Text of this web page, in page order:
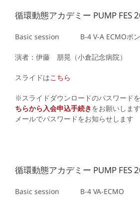
循環動態アカデミー PUMP FES
Basic session B-4 V-A ECMOポ
演者：伊藤 朋晃（小倉記念病院）
スライドはこちら
※スライドダウンロードのパスワード
ちらから入会申込手続きをお願いしま
メールでパスワードをお知らせします
循環動態アカデミー PUMP FES
Basic session B-4 VA-ECMO